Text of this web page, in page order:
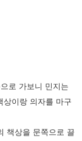
로 가보니 민지는
상이랑 의자를 마구
책상을 문쪽으로 끌